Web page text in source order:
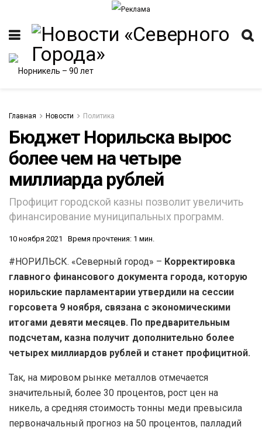
Главная Новости Политика
Бюджет Норильска вырос
более чем на четыре
миллиарда рублей
Профицит городской казны позволит увеличить
финансирование муниципальных программ.
10 ноября 2021 Время прочтения: 1 мин.
#НОРИЛЬСК. «Северный город» – Корректировка
главного финансового документа города, которую
норильские парламентарии утвердили на сессии
горсовета 9 ноября, связана с экономическими
итогами девяти месяцев. По предварительным
подсчетам, казна получит дополнительно более
четырех миллиардов рублей и станет профицитной.
Так, на мировом рынке металлов отмечается
значительный, более 30 процентов, рост цен на
никель, а средняя стоимость тонны меди превысила
первоначальный прогноз на 50 процентов, палладий